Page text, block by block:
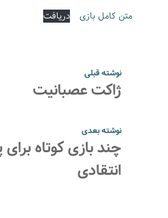
متن کامل بازی دریافت
نوشته قبلی
ژاکت عصبانیت
نوشته بعدی
چند بازی کوتاه
انتقادی